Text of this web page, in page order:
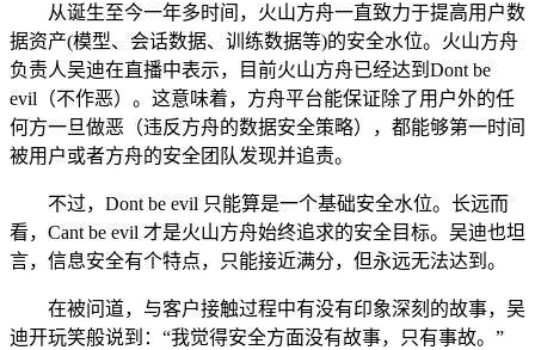
从诞生至今一年多时间，火山方舟一直致力于提高用户数
据资产(模型、会话数据、训练数据等)的安全水位。火山方舟
负责人吴迪在直播中表示，目前火山方舟已经达到Dont be
evil（不作恶）。这意味着，方舟平台能保证除了用户外的任
何方一旦做恶（违反方舟的数据安全策略），都能够第一时间
被用户或者方舟的安全团队发现并追责。
不过，Dont be evil 只能算是一个基础安全水位。长远而
看，Cant be evil 才是火山方舟始终追求的安全目标。吴迪也坦
言，信息安全有个特点，只能接近满分，但永远无法达到。
在被问道，与客户接触过程中有没有印象深刻的故事，吴
迪开玩笑般说到：“我觉得安全方面没有故事，只有事故。”